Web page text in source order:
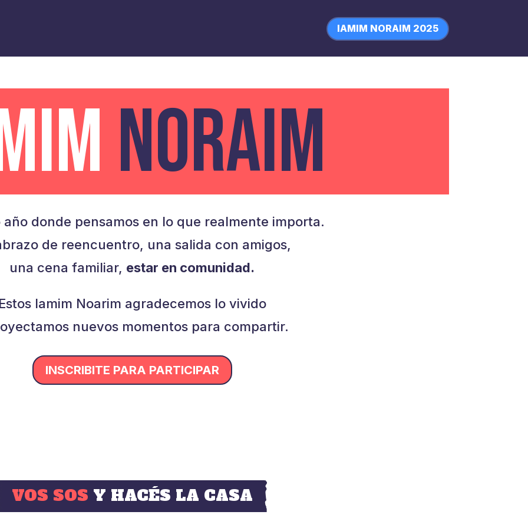
IAMIM NORAIM 2025
NORAIM
donde pensamos en lo que realmente importa.
de reencuentro, una salida con amigos,
una cena familiar, estar en comunidad.
Iamim Noarim agradecemos lo vivido
nuevos momentos para compartir.
INSCRIBITE PARA PARTICIPAR
VOS SOS Y HACÉS LA CASA